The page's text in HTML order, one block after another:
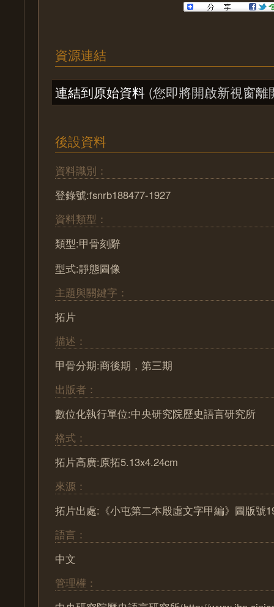
資源連結
連結到原始資料 (您即將開啟新視窗離
後設資料
資料識別：
登錄號:fsnrb188477-1927
資料類型：
類型:甲骨刻辭
型式:靜態圖像
主題與關鍵字：
拓片
描述：
甲骨分期:商後期，第三期
出版者：
數位化執行單位:中央研究院歷史語言研究所
格式：
拓片高廣:原拓5.13x4.24cm
來源：
拓片出處:《小屯第二本殷虛文字甲編》圖版號
語言：
中文
管理權：